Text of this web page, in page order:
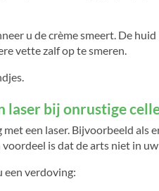
u de crème smeert. De
vette zalf op te smeren.
laser bij onrustige
een laser. Bijvoorbeeld als
is dat de arts niet in
een verdoving: